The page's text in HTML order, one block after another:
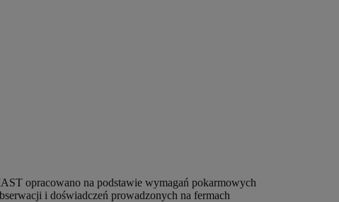
opracowano na podstawie wymagań pokarmowych
i doświadczeń prowadzonych na fermach